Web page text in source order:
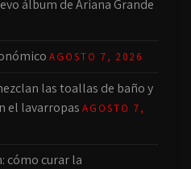
álbum de Ariana Grande
AGOSTO 7, 2026
las toallas de baño y
el lavarropas AGOSTO 7,
cómo curar la